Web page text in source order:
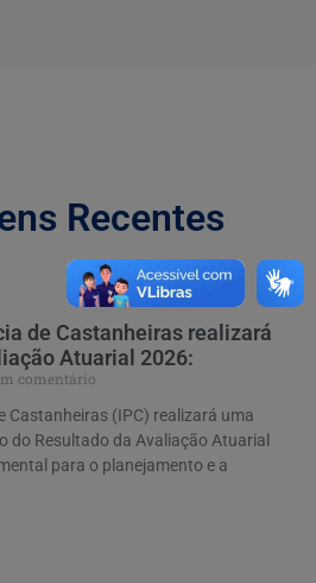
Recentes
de Castanheiras realizará
Atuarial 2026:
comentário
Castanheiras (IPC) realizará uma
do Resultado da Avaliação Atuarial
para o planejamento e a